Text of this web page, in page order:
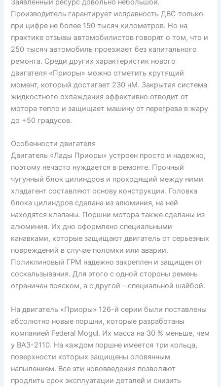
Заявленный ресурс довольно небольшой.
Производитель гарантирует исправность ДВС только
при цифре не более 150 тысяч километров. Но на
практике отзывы автомобилистов говорят о том, что и
250 тысяч автомобиль проезжает без капитального
ремонта. Среди других характеристик нового
двигателя «Приоры» можно отметить крутящий
момент, который достигает 230 нМ. Закрытая система
жидкостного охлаждения эффективно отводит от
мотора тепло и защищает машину от перегрева в жару
до +50 градусов.
Особенности двигателя
Двигатель «Лады Приоры» устроен просто и надежно,
поэтому нечасто нуждается в ремонте. Прочный
чугунный блок цилиндров и проходящий между ними
хладагент составляют основу конструкции. Головка
блока цилиндров сделана из алюминия, на ней
находятся клапаны. Поршни мотора также сделаны из
алюминия. Их дно оформлено специальными
канавками, которые защищают двигатель от серьезных
повреждений в случае поломки или аварии.
Поликлиновый ГРМ надежно закреплен и защищен от
соскальзывания. Для этого с одной стороны ремень
ограничен пояском, а с другой – специальной шайбой.
На двигатель «Приоры» 126-й серии были поставлены
абсолютно новые поршни, которые разработаны
компанией Federal Mogul. Их масса на 30 % меньше, чем
у ВАЗ-2110. На каждом поршне имеется три кольца,
поверхности которых защищены оловянным
напылением. Все эти нововведения позволяют
продлить срок эксплуатации деталей и снизить